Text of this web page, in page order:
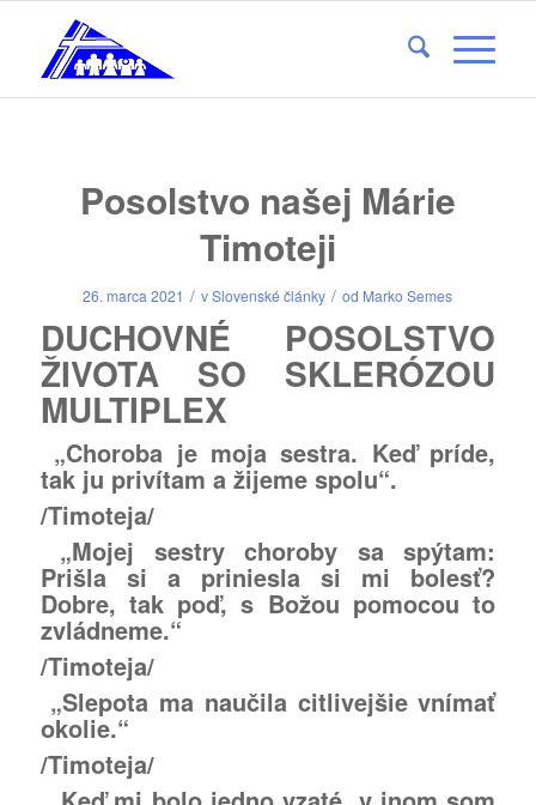
Posolstvo našej Márie
Timoteji
26. marca 2021 / vSlovenské články / od Marko Semes
DUCHOVNÉ POSOLSTVO
ŽIVOTA SO SKLERÓZOU
MULTIPLEX
„Choroba je moja sestra. Keď príde,
tak ju privítam a žijeme spolu“.
/Timoteja/
„Mojej sestry choroby sa spýtam:
Prišla si a priniesla si mi bolesť?
Dobre, tak poď, s Božou pomocou to
zvládneme.“
/Timoteja/
„Slepota ma naučila citlivejšie vnímať
okolie.“
/Timoteja/